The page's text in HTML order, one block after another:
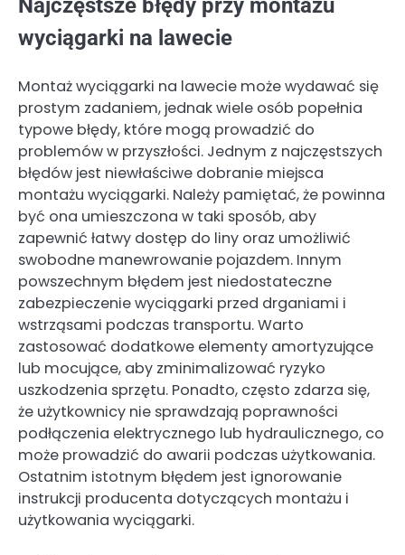
Najczęstsze błędy przy montażu
wyciągarki na lawecie
Montaż wyciągarki na lawecie może wydawać się
prostym zadaniem, jednak wiele osób popełnia
typowe błędy, które mogą prowadzić do
problemów w przyszłości. Jednym z najczęstszych
błędów jest niewłaściwe dobranie miejsca
montażu wyciągarki. Należy pamiętać, że powinna
być ona umieszczona w taki sposób, aby
zapewnić łatwy dostęp do liny oraz umożliwić
swobodne manewrowanie pojazdem. Innym
powszechnym błędem jest niedostateczne
zabezpieczenie wyciągarki przed drganiami i
wstrząsami podczas transportu. Warto
zastosować dodatkowe elementy amortyzujące
lub mocujące, aby zminimalizować ryzyko
uszkodzenia sprzętu. Ponadto, często zdarza się,
że użytkownicy nie sprawdzają poprawności
podłączenia elektrycznego lub hydraulicznego, co
może prowadzić do awarii podczas użytkowania.
Ostatnim istotnym błędem jest ignorowanie
instrukcji producenta dotyczących montażu i
użytkowania wyciągarki.